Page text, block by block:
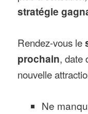
stratégie
Rendez-vous le
prochain, date
nouvelle
Ne